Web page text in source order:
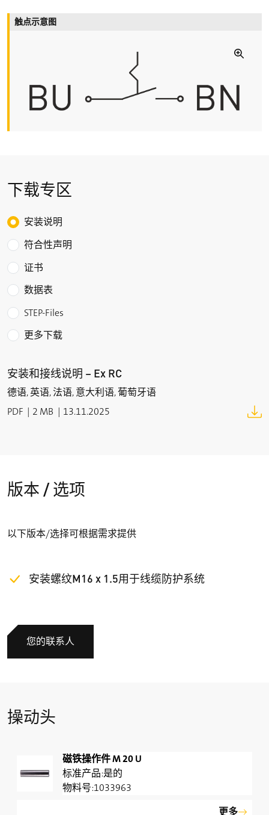
–20 °C … +70 °C
抗振动
max. 35 g (10-500 Hz)
max. 0.5 ms
max. 7 J
防爆标志
LII 2D Ex mb IIIC T80 °C Db
IECEx Ex mb IIC T6 Gb
DMT 01 ATEX E 058 X
f<
触点示意图
下载专区
Choose the type of download
安装说明
符合性声明
证书
数据表
STEP-Files
更多下载
安装和接线说明 – Ex RC
德语, 英语, 法语, 意大利语, 葡萄牙语
PDF
2 MB 13.11.2025
版本 / 选项
以下版本/选择可根据需求提供
安装螺纹M16 x 1.5用于线缆防护系统
您的联系人
操动头
磁铁操作件 M 20 U
是的
1033963
更多